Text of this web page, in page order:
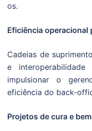
os.
Eficiência operacional
Cadeias de
e
impulsionar o
eficiência do back-
Projetos de cura e